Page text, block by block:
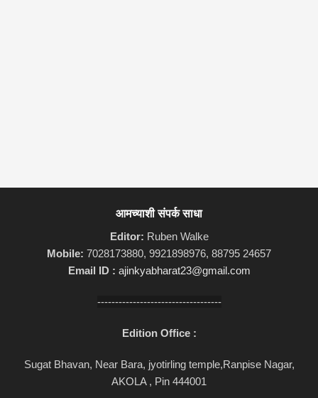
आमच्याशी संपर्क साधा
Editor: Ruben Walke
Mobile: 7028173880, 9921898976, 88795 24657
Email ID : ajinkyabharat23@gmail.com
-----------------------------------
Edition Office :
Sugat Bhavan, Near Bara, jyotirling temple,Ranpise Nagar,
AKOLA , Pin 444001